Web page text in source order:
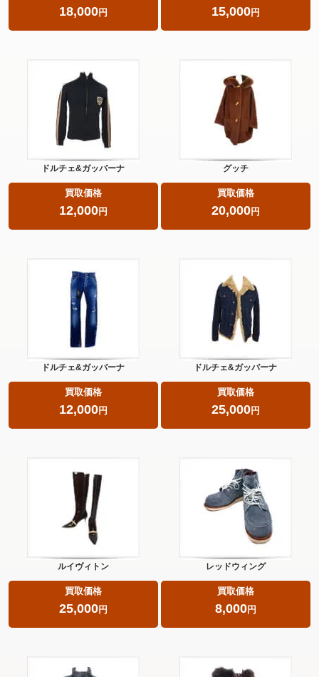
18,000円 15,000円
ドルチェ&ガッバーナ
買取価格
12,000円
グッチ
買取価格
20,000円
ドルチェ&ガッバーナ
買取価格
12,000円
ドルチェ&ガッバーナ
買取価格
25,000円
ルイヴィトン
買取価格
25,000円
レッドウィング
買取価格
8,000円